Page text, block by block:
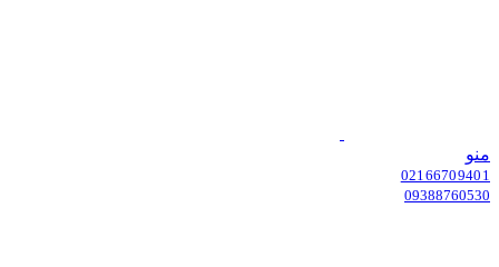
منو
02166709401
09388760530